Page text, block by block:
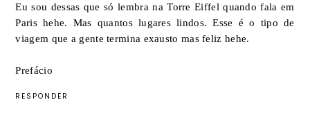
Eu sou dessas que só lembra na Torre Eiffel quando fala em
Paris hehe. Mas quantos lugares lindos. Esse é o tipo de
viagem que a gente termina exausto mas feliz hehe.
Prefácio
RESPONDER